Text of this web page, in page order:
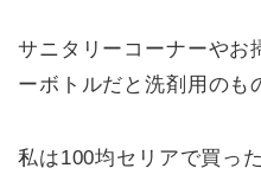
サニタリーコーナーやお
ーボトルだと洗剤用のも
私は100均セリアで買っ